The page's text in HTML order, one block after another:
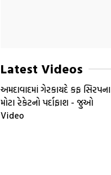
Latest Videos
અમદાવાદમાં ગેરકાયદે કફ સિરપના
મોટા રેકેટનો પર્દાફાશ - જુઓ
Video